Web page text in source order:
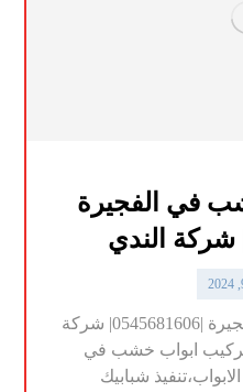
في الفجيرة
تركيب ابواب خشب في الفجيرة |0545681606| شركة
تركيب ابواب خشب في
شبابيك